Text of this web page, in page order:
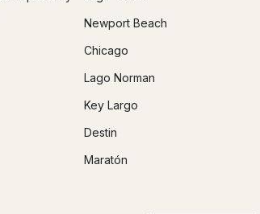
Newport Beach
Chicago
Lago Norman
Key Largo
Destin
Maratón